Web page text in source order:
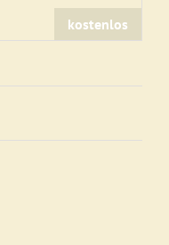
kostenlos